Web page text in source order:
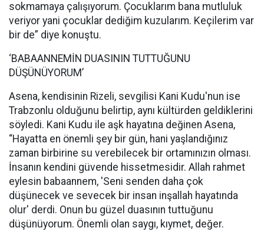
sokmamaya çalışıyorum. Çocuklarım bana mutluluk
veriyor yani çocuklar dediğim kuzularım. Keçilerim var
bir de” diye konuştu.
‘BABAANNEMİN DUASININ TUTTUĞUNU
DÜŞÜNÜYORUM’
Asena, kendisinin Rizeli, sevgilisi Kani Kudu'nun ise
Trabzonlu olduğunu belirtip, aynı kültürden geldiklerini
söyledi. Kani Kudu ile aşk hayatına değinen Asena,
“Hayatta en önemli şey bir gün, hani yaşlandığınız
zaman birbirine su verebilecek bir ortamınızın olması.
İnsanın kendini güvende hissetmesidir. Allah rahmet
eylesin babaannem, 'Seni senden daha çok
düşünecek ve sevecek bir insan inşallah hayatında
olur' derdi. Onun bu güzel duasının tuttuğunu
düşünüyorum. Önemli olan saygı, kıymet, değer.